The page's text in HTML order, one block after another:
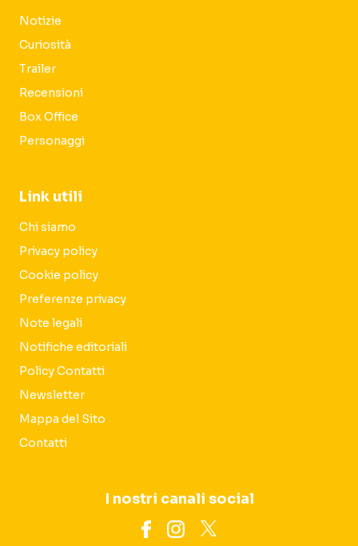
Notizie
Curiosità
Trailer
Recensioni
Box Office
Personaggi
Link utili
Chi siamo
Privacy policy
Cookie policy
Preferenze privacy
Note legali
Notifiche editoriali
Policy Contatti
Newsletter
Mappa del Sito
Contatti
I nostri canali social